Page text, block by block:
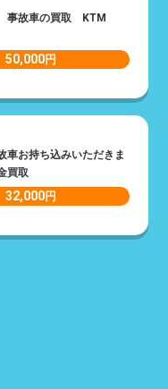
事故車の買取 KTM
50,000円
車お持ち込みいただきま
買取
32,000円